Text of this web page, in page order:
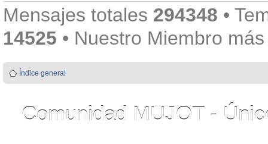
Mensajes totales 294348 •
14525 • Nuestro Miembro
Índice general
Comunidad MUJOT -